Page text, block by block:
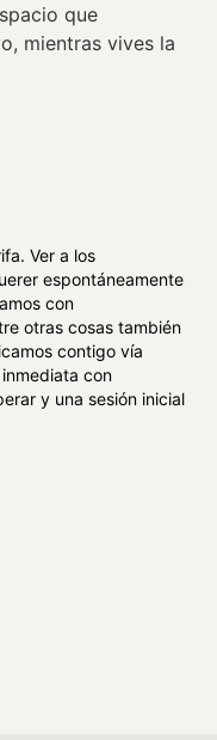
que
mientras vives la
Ver a los
espontáneamente
con
otras cosas también
contigo vía
con
y una sesión inicial